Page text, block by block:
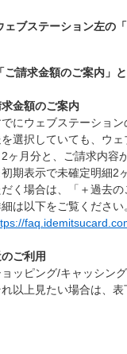
ェブステーション左の
ご請求金額のご案内」
金額のご案内
にウェブステーショ
選択していても、ウ
ヶ月分と、ご請求内容
期表示で未確定明細2
く場合は、「＋過去の
は以下をご覧ください
ご利用
ッピング/キャッシング
以上見たい場合は、表